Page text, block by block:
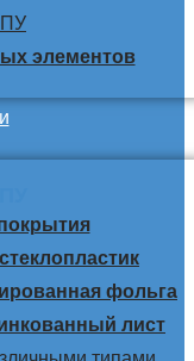
элементов
стеклопластик
фольга
лист